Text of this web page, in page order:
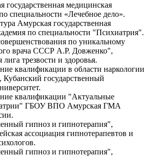
государственная медицинская
специальности «Лечебное дело».
Амурская государственная
по специальности "Психиатрия".
по уникальному
врача СССР А.Р. Довженко",
трезвости и здоровья.
квалификации в области наркологии
государственный
квалификации "Актуальные
ГБОУ ВПО Амурская ГМА
гипноз и гипнотерапия",
ассоциация гипнотерапевтов и
гипноз и гипнотерапия",